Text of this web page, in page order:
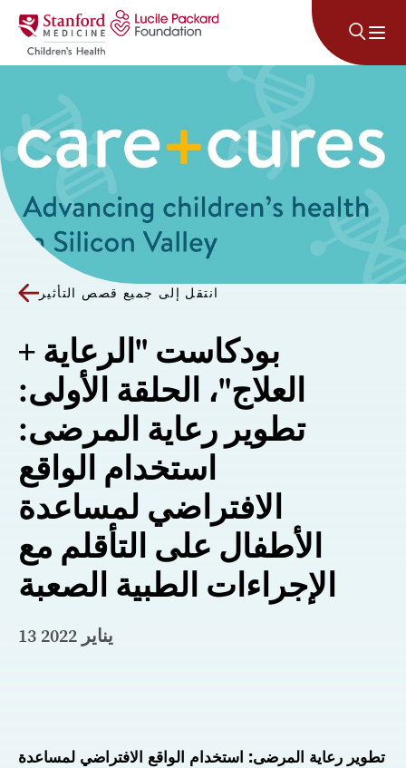
انتقل إلى المحتوى
انتقل إلى جميع قصص التأثير
بودكاست "الرعاية +
العلاج"، الحلقة الأولى:
تطوير رعاية المرضى:
استخدام الواقع
الافتراضي لمساعدة
الأطفال على التأقلم مع
الإجراءات الطبية الصعبة
13 يناير 2022
تطوير رعاية المرضى: استخدام الواقع الافتراضي لمساعدة